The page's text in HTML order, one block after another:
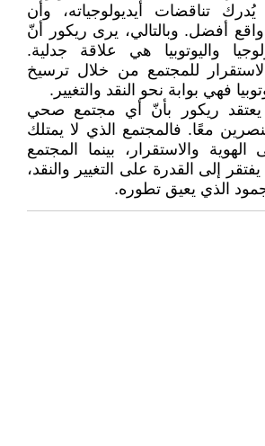
تناقضات أيديولوجياته، وأن
أفضل. وبالتالي، يرى ريكور أنّ
واليوتوبيا هي علاقة جدلية.
الاستقرار للمجتمع من خلال ترسيخ
فهي بوابة نحو النقد والتغيير.
يعتقد ريكور بأنّ أي مجتمع صحي
معًا. فالمجتمع الذي لا يمتلك
الهوية والاستقرار، بينما المجتمع
يفتقر إلى القدرة على التغيير والنقد،
الذي يعيق تطوره.